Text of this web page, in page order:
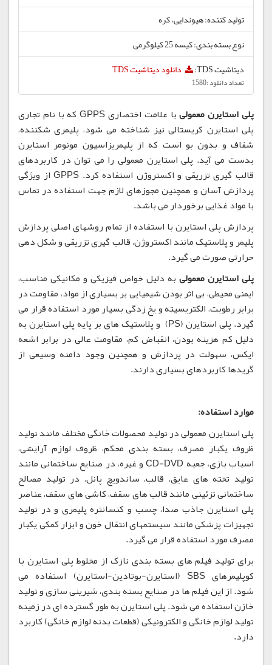
تولید کننده: هیوندایی، کره
نوع بسته بندی: کیسه 25 کیلوگرمی
دیتاشیت TDS:
دانلود دیتاشیت TDS
تعداد دانلود :1580
پلی استایرن معمولی
با علامت اختصاری GPPS که با نام تجاری
پلی استایرن کریستالی نیز شناخته می شود، پلیمری شکننده،
شفاف و بدون بو است که از پلیمریزاسیون مونومر استایرن
بدست می آید. پلی استایرن معمولی را می توان در کاربردهای
قالب گیری تزریقی و اکستروژن استفاده کرد. GPPS از ویژگی
پردازش آسان و همچنین مجوزهای لازم جهت استفاده در تماس
با مواد غذایی برخوردار می باشد.
پردازش پلی استایرن با استفاده از تمام روشهای اصلی پردازش
پلیمر و پلاستیک مانند اکستروژن، قالب گیری تزریقی و شکل دهی
حرارتی صورت می گیرد.
پلی استایرن معمولی به دلیل خواص فیزیکی و مکانیکی مناسب،
ایمنی محیطی، بی اثر بودن شیمیایی بر بسیاری از مواد، مقاومت در
برابر رطوبت، الکتریسیته و یخ زدگی بسیار مورد استفاده قرار می
گیرد. پلی استایرن (PS) و پلاستیک های بر پایه پلی استایرن به
دلیل کم هزینه بودن، انقباض کم، مقاومت عالی در برابر اشعه
ایکس، سهولت در پردازش و همچنین وجود دامنه وسیعی از
گریدها کاربردهای بسیاری دارند.
موارد استفاده:
پلی استایرن معمولی در تولید محصولات خانگی مختلف مانند تولید
ظروف یکبار مصرف، بسته بندی محکم، ظروف لوازم آرایشی،
اسباب بازی، جعبه CD-DVD و غیره، در صنایع ساختمانی مانند
تولید تخته های عایق، قالب، ساندویچ پانل، در تولید مصالح
ساختمانی تزئینی مانند قالب های سقف، کاشی های سقف، عناصر
پلی استایرن جاذب صدا، چسب و کنسانتره پلیمری و در تولید
تجهیزات پزشکی مانند سیستمهای انتقال خون و ابزار کمکی یکبار
مصرف مورد استفاده قرار می گیرد.
برای تولید فیلم های بسته بندی نازک از مخلوط پلی استایرن با
کوپلیمرهای SBS (استایرن-بوتادین-استایرن) استفاده می
شود. از این فیلم ها در صنایع بسته بندی، شیرینی سازی و تولید
خازن استفاده می شود. پلی استایرن به طور گسترده ای در زمینه
تولید لوازم خانگی و الکترونیکی (قطعات بدنه لوازم خانگی) کاربرد
دارد.